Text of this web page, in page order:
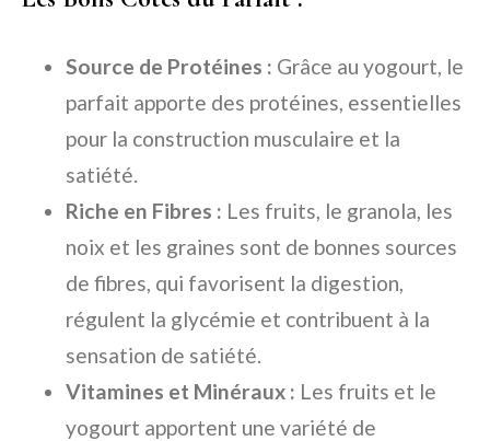
Source de Protéines : Grâce au yogourt, le
parfait apporte des protéines, essentielles
pour la construction musculaire et la
satiété.
Riche en Fibres : Les fruits, le granola, les
noix et les graines sont de bonnes sources
de fibres, qui favorisent la digestion,
régulent la glycémie et contribuent à la
sensation de satiété.
Vitamines et Minéraux : Les fruits et le
yogourt apportent une variété de